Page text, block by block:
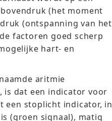
(het moment
(ontspanning van het
factoren goed scherp
hart- en
aritmie
is dat een indicator voor
een stoplicht indicator, in
(groen signaal), matig